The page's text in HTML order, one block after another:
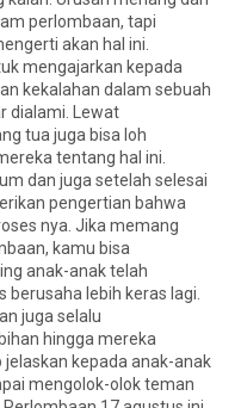
perlombaan, tapi
akan hal ini.
mengajarkan kepada
kekalahan dalam sebuah
dialami. Lewat
tua juga bisa loh
tentang hal ini.
dan juga setelah selesai
pengertian bahwa
nya. Jika memang
kamu bisa
anak-anak telah
lebih keras lagi.
juga selalu
hingga mereka
kepada anak-anak
mengolok-olok teman